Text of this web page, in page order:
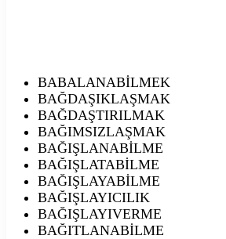
BABALANABİLMEK
BAĞDAŞIKLAŞMAK
BAĞDAŞTIRILMAK
BAĞIMSIZLAŞMAK
BAĞIŞLANABİLME
BAĞIŞLATABİLME
BAĞIŞLAYABİLME
BAĞIŞLAYICILIK
BAĞIŞLAYIVERME
BAĞITLANABİLME